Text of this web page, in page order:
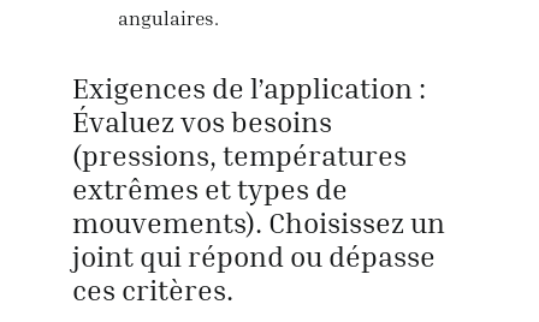
angulaires.
Exigences de l’application :
Évaluez vos besoins
(pressions, températures
extrêmes et types de
mouvements). Choisissez un
joint qui répond ou dépasse
ces critères.